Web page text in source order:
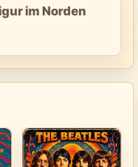
im Norden